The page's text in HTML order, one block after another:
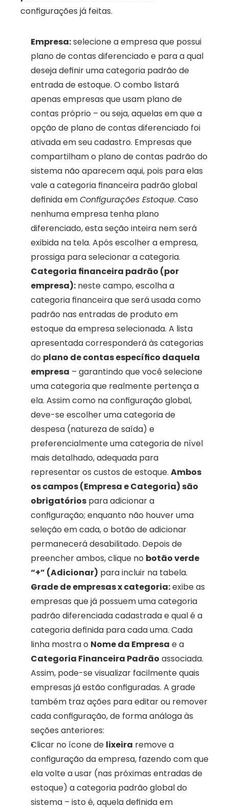
configurações já feitas.
Empresa: selecione a empresa que possui
plano de contas diferenciado e para a qual
deseja definir uma categoria padrão de
entrada de estoque. O combo listará
apenas empresas que usam plano de
contas próprio – ou seja, aquelas em que a
opção de plano de contas diferenciado foi
ativada em seu cadastro. Empresas que
compartilham o plano de contas padrão do
sistema não aparecem aqui, pois para elas
vale a categoria financeira padrão global
definida em Configurações Estoque. Caso
nenhuma empresa tenha plano
diferenciado, esta seção inteira nem será
exibida na tela. Após escolher a empresa,
prossiga para selecionar a categoria.
Categoria financeira padrão (por
empresa): neste campo, escolha a
categoria financeira que será usada como
padrão nas entradas de produto em
estoque da empresa selecionada. A lista
apresentada corresponderá às categorias
do plano de contas específico daquela
empresa – garantindo que você selecione
uma categoria que realmente pertença a
ela. Assim como na configuração global,
deve-se escolher uma categoria de
despesa (natureza de saída) e
preferencialmente uma categoria de nível
mais detalhado, adequada para
representar os custos de estoque. Ambos
os campos (Empresa e Categoria) são
obrigatórios para adicionar a
configuração; enquanto não houver uma
seleção em cada, o botão de adicionar
permanecerá desabilitado. Depois de
preencher ambos, clique no botão verde
“+” (Adicionar) para incluir na tabela.
Grade de empresas x categoria: exibe as
empresas que já possuem uma categoria
padrão diferenciada cadastrada e qual é a
categoria definida para cada uma. Cada
linha mostra o Nome da Empresa
Categoria Financeira Padrão associada.
Assim, pode-se visualizar facilmente quais
empresas já estão configuradas. A grade
também traz ações para editar ou remover
cada configuração, de forma análoga às
seções anteriores:
Clicar no ícone de lixeira remove a
configuração da empresa, fazendo com que
ela volte a usar (nas próximas entradas de
estoque) a categoria padrão global do